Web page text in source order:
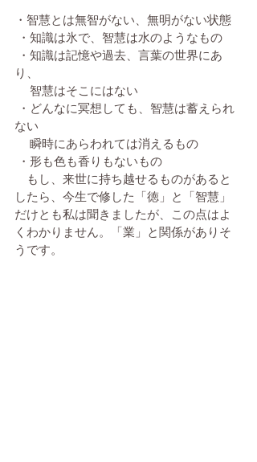
・智慧とは無智がない、無明がない状態
・知識は氷で、智慧は水のようなもの
り、
智慧はそこにはない
ない
瞬時にあらわれては消えるもの
・形も色も香りもないもの
もし、来世に持ち越せるものがあると
したら、今生で修した「徳」と「智慧」
だけとも私は聞きましたが、この点はよ
くわかりません。「業」と関係がありそ
うです。